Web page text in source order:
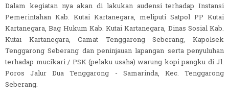
Dalam kegiatan nya akan di lakukan audensi terhadap Instansi
Pemerintahan Kab. Kutai Kartanegara, meliputi Satpol PP Kutai
Kartanegara, Bag Hukum Kab. Kutai Kartanegara, Dinas Sosial Kab.
Kutai Kartanegara, Camat Tenggarong Seberang, Kapolsek
Tenggarong Seberang dan peninjauan lapangan serta penyuluhan
terhadap mucikari / PSK (pelaku usaha) warung kopi pangku di Jl.
Poros Jalur Dua Tenggarong - Samarinda, Kec. Tenggarong
Seberang.